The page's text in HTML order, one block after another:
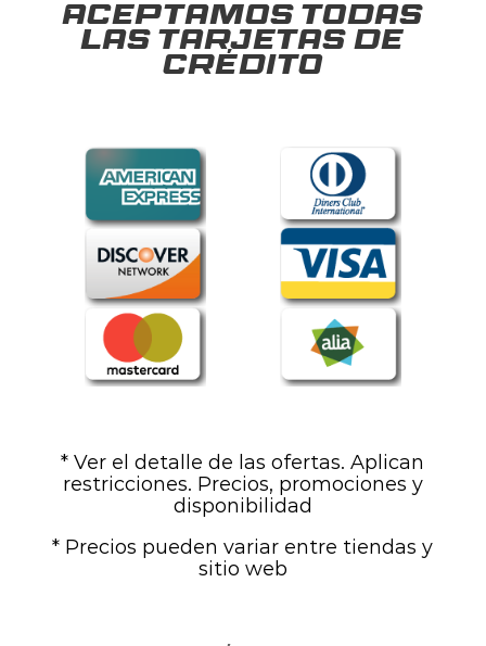
Aceptamos todas
las tarjetas de
crédito
* Ver el detalle de las ofertas. Aplican
restricciones. Precios, promociones y
disponibilidad
* Precios pueden variar entre tiendas y
sitio web